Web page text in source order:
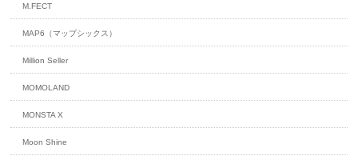
M.FECT
MAP6（マップシックス）
Million Seller
MOMOLAND
MONSTA X
Moon Shine